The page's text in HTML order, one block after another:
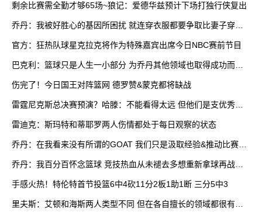
剩余比赛需全勤才够65场~狼记：爱德华兹预计下场打独行侠复出
乔丹：我被好胜心的基因所困扰 就连穿衣服都要争取比妻子穿得
官方：狂热队球星克拉克将作为特殊嘉宾出席今日NBC赛前节目
巴克利：篮球只是人生一小部分 为乔丹其他领域也取得成功而自
伤完了！今日国王对阵篮网 德罗赞&蒙克都将缺战
雷霆尼克斯总决赛预演？哈滕：不能看得太远 但他们是支优秀球
雷迪克：斯玛特和蒂耶罗两人伤情都处于每日观察的状态
乔丹：在我看来没有所谓的GOAT 我们只是汲取经验&推动比赛发
乔丹：我百分百怀念篮球 竞技热血从未褪去多想重新拿球再战一
手感火热！特伦特首节投篮6中4砍11分2板1助1断 三分5中3
里夫斯：艾顿和海斯两人类型不同 但在各自擅长的领域都很有效